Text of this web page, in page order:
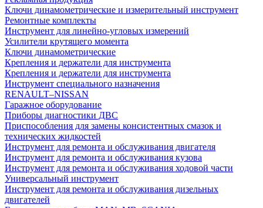
Ключи динамометрические и измерительный инструмент
Ремонтные комплекты
Инструмент для линейно-угловых измерений
Усилители крутящего момента
Ключи динамометрические
Крепления и держатели для инструмента
Крепления и держатели для инструмента
Инструмент специального назначения
RENAULT–NISSAN
Гаражное оборудование
Приборы диагностики ДВС
Приспособления для замены консистентных смазок и
технических жидкостей
Инструмент для ремонта и обслуживания двигателя
Инструмент для ремонта и обслуживания кузова
Инструмент для ремонта и обслуживания ходовой части
Универсальный инструмент
Инструмент для ремонта и обслуживания дизельных
двигателей